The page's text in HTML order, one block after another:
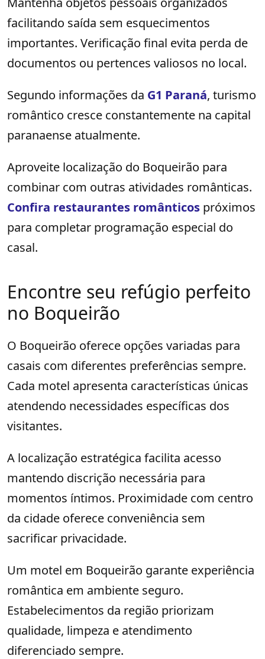
facilitando saída sem esquecimentos
importantes. Verificação final evita perda de
documentos ou pertences valiosos no local.
Segundo informações da G1 Paraná, turismo
romântico cresce constantemente na capital
paranaense atualmente.
Aproveite localização do Boqueirão para
combinar com outras atividades românticas.
Confira restaurantes românticos próximos
para completar programação especial do
casal.
Encontre seu refúgio perfeito
no Boqueirão
O Boqueirão oferece opções variadas para
casais com diferentes preferências sempre.
Cada motel apresenta características únicas
atendendo necessidades específicas dos
visitantes.
A localização estratégica facilita acesso
mantendo discrição necessária para
momentos íntimos. Proximidade com centro
da cidade oferece conveniência sem
sacrificar privacidade.
Um motel em Boqueirão garante experiência
romântica em ambiente seguro.
Estabelecimentos da região priorizam
qualidade, limpeza e atendimento
diferenciado sempre.